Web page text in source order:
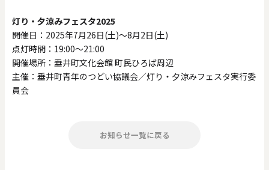
灯り・夕涼みフェスタ2025
開催日：2025年7月26日(土)〜8月2日(土)
点灯時間：19:00～21:00
開催場所：垂井町文化会館 町民ひろば周辺
主催：垂井町青年のつどい協議会／灯り・夕涼みフェスタ実行委
員会
お知らせ一覧に戻る